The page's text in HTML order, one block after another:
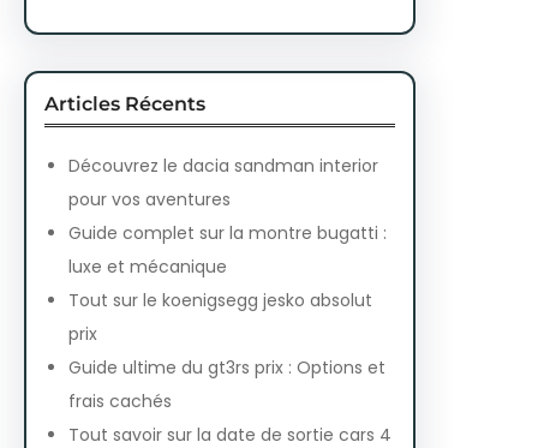
Articles Récents
Découvrez le dacia sandman interior
pour vos aventures
Guide complet sur la montre bugatti :
luxe et mécanique
Tout sur le koenigsegg jesko absolut
prix
Guide ultime du gt3rs prix : Options et
frais cachés
Tout savoir sur la date de sortie cars 4